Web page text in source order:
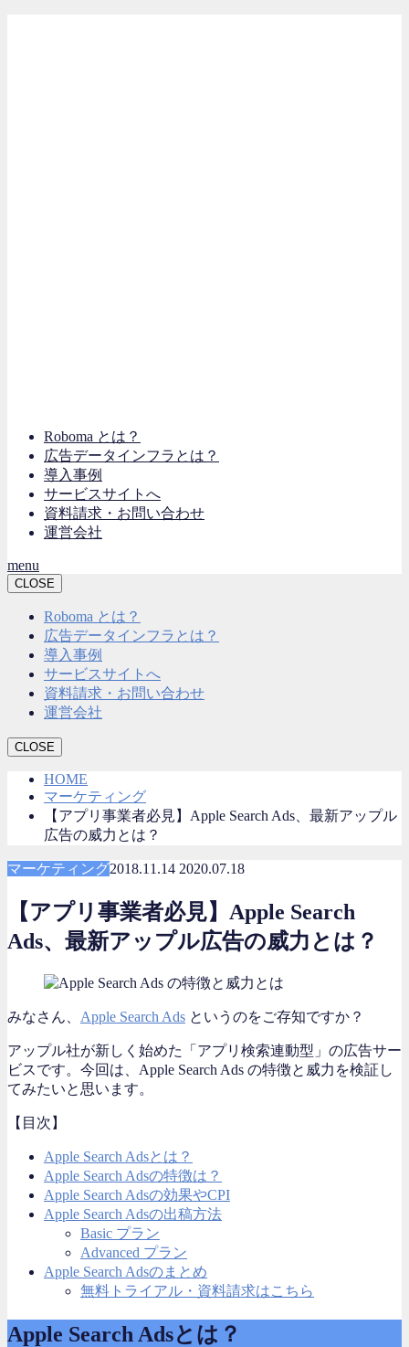
Roboma とは？
広告データインフラとは？
導入事例
サービスサイトへ
資料請求・お問い合わせ
運営会社
menu
CLOSE
Roboma とは？
広告データインフラとは？
導入事例
サービスサイトへ
資料請求・お問い合わせ
運営会社
CLOSE
HOME
マーケティング
【アプリ事業者必見】Apple Search Ads、最新アップル
広告の威力とは？
マーケティング2018.11.14 2020.07.18
【アプリ事業者必見】Apple Search
Ads、最新アップル広告の威力とは？
みなさん、 Apple Search Ads というのをご存知ですか？
アップル社が新しく始めた「アプリ検索連動型」の広告サー
ビスです。今回は、Apple Search Ads の特徴と威力を検証し
てみたいと思います。
【目次】
Apple Search Adsとは？
Apple Search Adsの特徴は？
Apple Search Adsの効果やCPI
Apple Search Adsの出稿方法
Basic プラン
Advanced プラン
Apple Search Adsのまとめ
無料トライアル・資料請求はこちら
Apple Search Adsとは？